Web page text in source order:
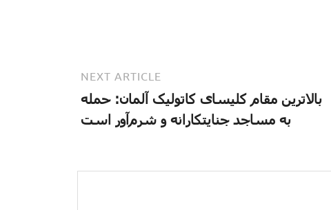
NEXT ARTICLE
بالاترین مقام کلیسای کاتولیک آلمان: حمله
به مساجد جنایتکارانه و شرم‌آور است